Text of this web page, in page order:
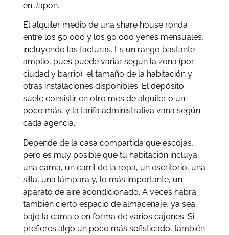
en Japón.
El alquiler medio de una share house ronda
entre los 50 000 y los 90 000 yenes mensuales,
incluyendo las facturas. Es un rango bastante
amplio, pues puede variar según la zona (por
ciudad y barrio), el tamaño de la habitación y
otras instalaciones disponibles. El depósito
suele consistir en otro mes de alquiler o un
poco más, y la tarifa administrativa varía según
cada agencia.
Depende de la casa compartida que escojas,
pero es muy posible que tu habitación incluya
una cama, un carril de la ropa, un escritorio, una
silla, una lámpara y, lo más importante, un
aparato de aire acondicionado. A veces habrá
también cierto espacio de almacenaje, ya sea
bajo la cama o en forma de varios cajones. Si
prefieres algo un poco más sofisticado, también